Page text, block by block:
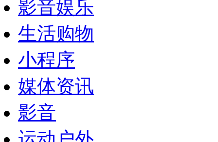
影音娱乐
生活购物
小程序
媒体资讯
影音